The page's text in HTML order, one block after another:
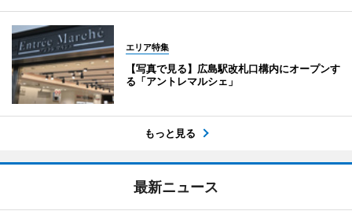
エリア特集
【写真で見る】広島駅改札口構内にオープンす
る「アントレマルシェ」
もっと見る
最新ニュース